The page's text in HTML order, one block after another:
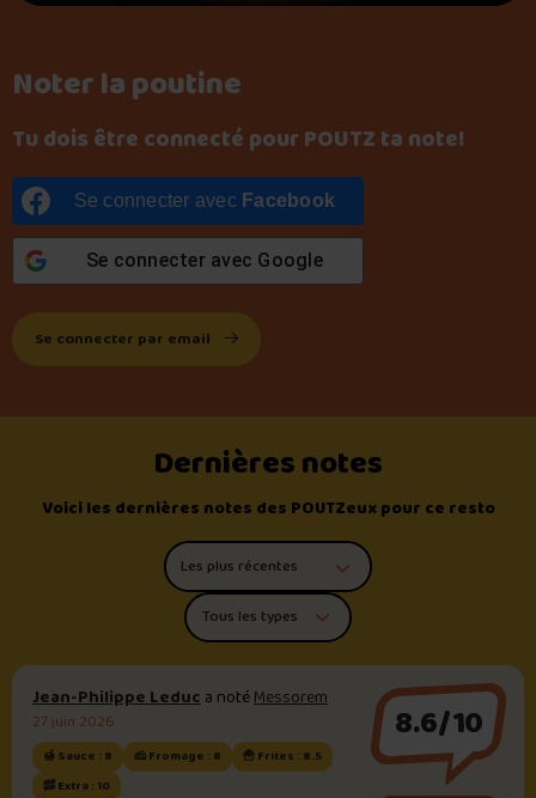
Noter la poutine
Tu dois être connecté pour POUTZ ta note!
Se connecter avec Facebook
Se connecter avec Google
Se connecter par email
Dernières notes
Voici les dernières notes des POUTZeux pour ce resto
Trier les commentaires
Filtrer par type de poutine
Jean-Philippe Leduca notéMessorem
27 juin 2026
🍯 Sauce : 8 🧀 Fromage : 8
🍟 Frites : 8.5
🥓 Extra : 10
8.6/10